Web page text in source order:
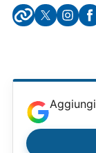
Aggiungi